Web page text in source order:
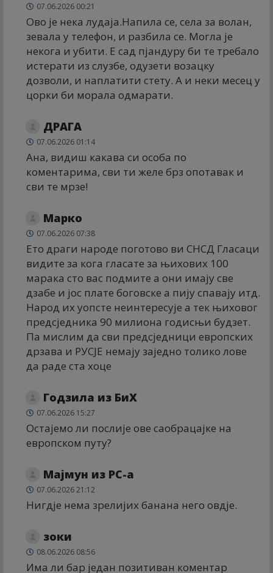
07.06.2026 00:21
Ово је нека лудаја.Напила се, села за волан,
зевала у телефон, и разбила се. Могла је
некога и убити. Е сад пјандуру би те требало
истерати из слузбе, одузети возацку
дозволи, и наплатити стету. А и неки месец у
цорки би морала одмарати.
ДРАГА
07.06.2026 01:14
Ана, видиш какава си особа по
коментарима, сви ти желе брз опотавак и
сви те мрзе!
Марко
07.06.2026 07:38
Ето драги народе поготово ви СНСД Гласаци
видите за кога гласате за њихових 100
марака сто вас подмите а они имају све
дзабе и јос плате боговске а пију спавају итд.
Народ их уопсте неинтересује а тек њиховог
предсједника 90 милиона годисњи будзет.
Па мислим да сви предсједници европских
дрзава и РУСЈЕ немају заједно толико лове
да раде ста хоце
Годзила из БиХ
07.06.2026 15:27
Остајемо ли послије ове саобрацајке на
европском путу?
Мајмун из РС-а
07.06.2026 21:12
Нигдје нема зрелијих банана него овдје.
зоки
08.06.2026 08:56
Има ли бар један позитиван коментар